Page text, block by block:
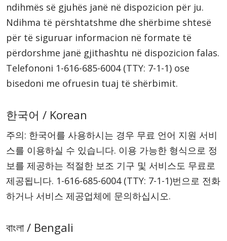
ndihmës së gjuhës janë në dispozicion për ju.
Ndihma të përshtatshme dhe shërbime shtesë
për të siguruar informacion në formate të
përdorshme janë gjithashtu në dispozicion falas.
Telefononi 1-616-685-6004 (TTY: 7-1-1) ose
bisedoni me ofruesin tuaj të shërbimit.
한국어 / Korean
주의: 한국어를 사용하시는 경우 무료 언어 지원 서비
스를 이용하실 수 있습니다. 이용 가능한 형식으로 정
보를 제공하는 적절한 보조 기구 및 서비스도 무료로
제공됩니다. 1-616-685-6004 (TTY: 7-1-1)번으로 전화
하거나 서비스 제공업체에 문의하십시오.
বাংলা / Bengali